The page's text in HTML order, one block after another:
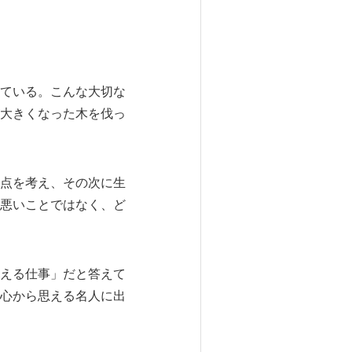
いる。こんな大切な
きくなった木を伐っ
を考え、その次に生
いことではなく、ど
る仕事」だと答えて
から思える名人に出